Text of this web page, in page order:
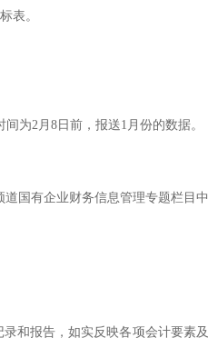
表。
间为2 月 8 日前，报送1 月份的数据。
国有企业财务信息管理专题栏目中
和报告，如实反映各项会计要素及